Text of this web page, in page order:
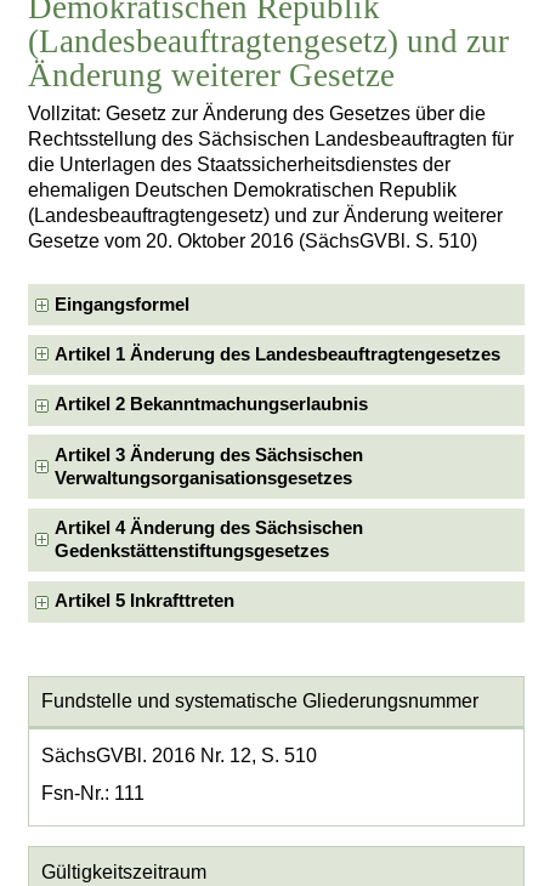
Demokratischen Republik
(Landesbeauftragtengesetz) und zur
Änderung weiterer Gesetze
Vollzitat: Gesetz zur Änderung des Gesetzes über die
Rechtsstellung des Sächsischen Landesbeauftragten für
die Unterlagen des Staatssicherheitsdienstes der
ehemaligen Deutschen Demokratischen Republik
(Landesbeauftragtengesetz) und zur Änderung weiterer
Gesetze vom 20. Oktober 2016 (SächsGVBl. S. 510)
Eingangsformel
Artikel 1 Änderung des Landesbeauftragtengesetzes
Artikel 2 Bekanntmachungserlaubnis
Artikel 3 Änderung des Sächsischen
Verwaltungsorganisationsgesetzes
Artikel 4 Änderung des Sächsischen
Gedenkstättenstiftungsgesetzes
Artikel 5 Inkrafttreten
Fundstelle und systematische Gliederungsnummer
SächsGVBl. 2016 Nr. 12, S. 510
Fsn-Nr.: 111
Gültigkeitszeitraum